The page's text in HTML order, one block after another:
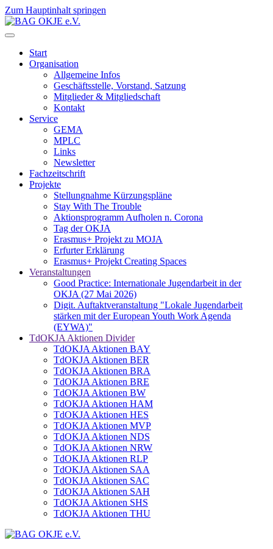
Zum Hauptinhalt springen
Start
Organisation
Allgemeine Infos
Geschäftsstelle, Vorstand, Satzung
Mitglieder & Mitgliedschaft
Kontakt
Service
GEMA
MPLC
Links
Newsletter
Fachzeitschrift
Projekte
Stellungnahme Kürzungspläne
Stay With The Trouble
Aktionsprogramm Aufholen n. Corona
Tag der OKJA
Erasmus+ Projekt zu MOJA
Erfurter Erklärung
Erasmus+ Projekt Creating Spaces
Veranstaltungen
Good Practice: Internationale Jugendarbeit in der
OKJA (27 Mai 2026)
Digit. Auftaktveranstaltung "Lokale Jugendarbeit
stärken mit der European Youth Work Agenda
(EYWA)"
TdOKJA Aktionen Divider
TdOKJA Aktionen BAY
TdOKJA Aktionen BER
TdOKJA Aktionen BRA
TdOKJA Aktionen BRE
TdOKJA Aktionen BW
TdOKJA Aktionen HAM
TdOKJA Aktionen HES
TdOKJA Aktionen MVP
TdOKJA Aktionen NDS
TdOKJA Aktionen NRW
TdOKJA Aktionen RLP
TdOKJA Aktionen SAA
TdOKJA Aktionen SAC
TdOKJA Aktionen SAH
TdOKJA Aktionen SHS
TdOKJA Aktionen THU